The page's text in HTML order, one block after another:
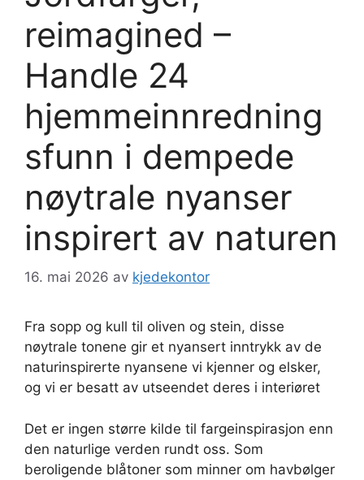
reimagined –
Handle 24
hjemmeinnredning
sfunn i dempede
nøytrale nyanser
inspirert av naturen
16. mai 2026 av kjedekontor
Fra sopp og kull til oliven og stein, disse
nøytrale tonene gir et nyansert inntrykk av de
naturinspirerte nyansene vi kjenner og elsker,
og vi er besatt av utseendet deres i interiøret
Det er ingen større kilde til fargeinspirasjon enn
den naturlige verden rundt oss. Som
beroligende blåtoner som minner om havbølger